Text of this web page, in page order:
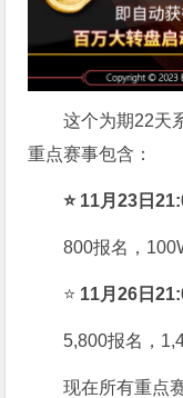
这个为期22天
重点赛事包含：
⭐ 11月23日
800报名，
⭐ 11月26日
5,800报名，
现在所有重点